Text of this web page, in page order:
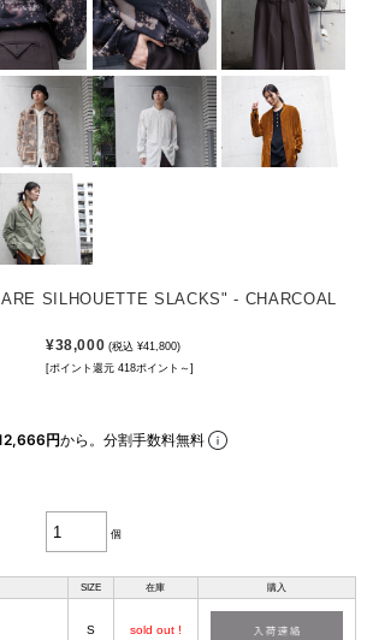
SILHOUETTE SLACKS" - CHARCOAL
¥38,000 (税込 ¥41,800)
[ポイント還元 418ポイント～]
円から。分割手数料無料
個
SIZE 在庫 購入
S sold out !